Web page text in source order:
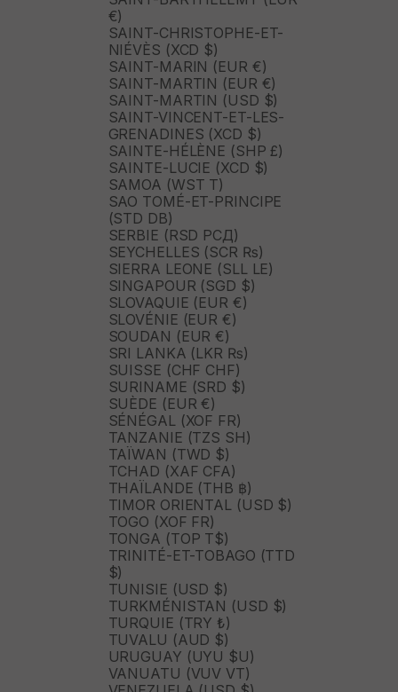
€)
SAINT-CHRISTOPHE-ET-
NIÉVÈS (XCD $)
SAINT-MARIN (EUR €)
SAINT-MARTIN (EUR €)
SAINT-MARTIN (USD $)
SAINT-VINCENT-ET-LES-
GRENADINES (XCD $)
SAINTE-HÉLÈNE (SHP £)
SAINTE-LUCIE (XCD $)
SAMOA (WST T)
SAO TOMÉ-ET-PRINCIPE
(STD DB)
SERBIE (RSD РСД)
SEYCHELLES (SCR ₨)
SIERRA LEONE (SLL LE)
SINGAPOUR (SGD $)
SLOVAQUIE (EUR €)
SLOVÉNIE (EUR €)
SOUDAN (EUR €)
SRI LANKA (LKR ₨)
SUISSE (CHF CHF)
SURINAME (SRD $)
SUÈDE (EUR €)
SÉNÉGAL (XOF FR)
TANZANIE (TZS SH)
TAÏWAN (TWD $)
TCHAD (XAF CFA)
THAÏLANDE (THB ฿)
TIMOR ORIENTAL (USD $)
TOGO (XOF FR)
TONGA (TOP T$)
TRINITÉ-ET-TOBAGO (TTD
$)
TUNISIE (USD $)
TURKMÉNISTAN (USD $)
TURQUIE (TRY ₺)
TUVALU (AUD $)
URUGUAY (UYU $U)
VANUATU (VUV VT)